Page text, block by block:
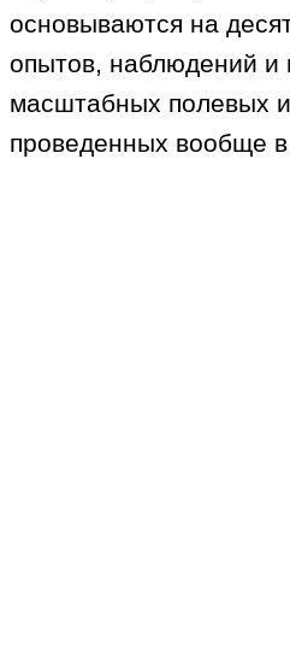
основываются на
опытов, наблюдений и
масштабных полевых
проведенных вообще в